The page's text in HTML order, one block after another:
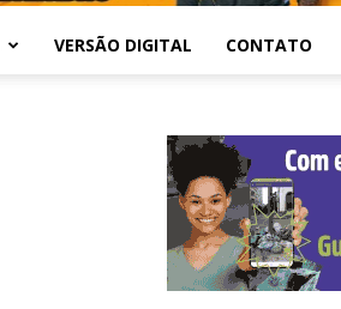
VERSÃO DIGITAL CONTATO